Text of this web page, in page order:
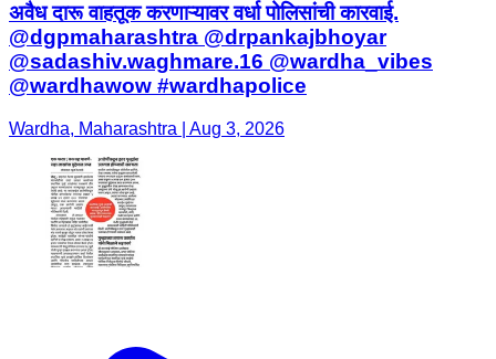
अवैध दारू वाहतूक करणाऱ्यावर वर्धा पोलिसांची कारवाई.
@dgpmaharashtra @drpankajbhoyar
@sadashiv.waghmare.16 @wardha_vibes
@wardhawow #wardhapolice
Wardha, Maharashtra | Aug 3, 2026